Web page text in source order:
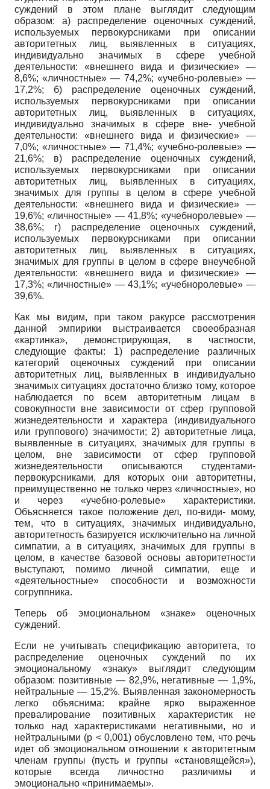
суждений в этом плане выглядит следующим
образом: а) распределение оценочных суждений,
используемых первокурсниками при описании
авторитетных лиц, выявленных в ситуациях,
индивидуально значимых в сфере учебной
деятельности: «внешнего вида и физические» —
8,6%; «личностные» — 74,2%; «учебно-ролевые» —
17,2%; б) распределение оценочных суждений,
используемых первокурсниками при описании
авторитетных лиц, выявленных в ситуациях,
индивидуально значимых в сфере вне- учебной
деятельности: «внешнего вида и физические» —
7,0%; «личностные» — 71,4%; «учебно-ролевые» —
21,6%; в) распределение оценочных суждений,
используемых первокурсниками при описании
авторитетных лиц, выявленных в ситуациях,
значимых для группы в целом в сфере учебной
деятельности: «внешнего вида и физические» —
19,6%; «личностные» — 41,8%; «учебно­ролевые» —
38,6%; г) распределение оценочных суждений,
используемых первокурсниками при описании
авторитетных лиц, выявленных в ситуациях,
значимых для группы в целом в сфере внеучебной
деятельности: «внешнего вида и физические» —
17,3%; «личностные» — 43,1%; «учебно­ролевые» —
39,6%.
Как мы видим, при таком ракурсе рассмотрения
данной эмпирики выстраивается своеобразная
«картинка», демонстрирующая, в частности,
следующие факты: 1) распределение различных
категорий оценочных суждений при описании
авторитетных лиц, выявленных в индивидуально
значимых ситуациях достаточно близко тому, которое
наблюдается по всем авторитетным лицам в
совокупности вне зависимости от сфер групповой
жизнедеятельности и характера (индивидуального
или группового) значимости; 2) авторитетные лица,
выявленные в ситуациях, значимых для группы в
целом, вне зависимости от сфер групповой
жизнедеятельности описываются студентами-
первокурсниками, для которых они авторитетны,
преимущественно не только через «личностные», но
и через «учебно-ролевые» характеристики.
Объясняется такое положение дел, по-види- мому,
тем, что в ситуациях, значимых индивидуально,
авторитетность базируется исключительно на личной
симпатии, а в ситуациях, значимых для группы в
целом, в качестве базовой основы авторитетности
выступают, помимо личной симпатии, еще и
«деятельностные» способности и возможности
согруппника.
Теперь об эмоциональном «знаке» оценочных
суждений.
Если не учитывать спецификацию авторитета, то
распределение оценочных суждений по их
эмоциональному «знаку» выглядит следующим
образом: позитивные — 82,9%, негативные — 1,9%,
нейтральные — 15,2%. Выявленная закономерность
легко объяснима: крайне ярко выраженное
превалирование позитивных характеристик не
только над характеристиками негативными, но и
нейтральными (p < 0,001) обусловлено тем, что речь
идет об эмоциональном отношении к авторитетным
членам группы (пусть и группы «становящейся»),
которые всегда личностно различимы и
эмоционально «принимаемы».